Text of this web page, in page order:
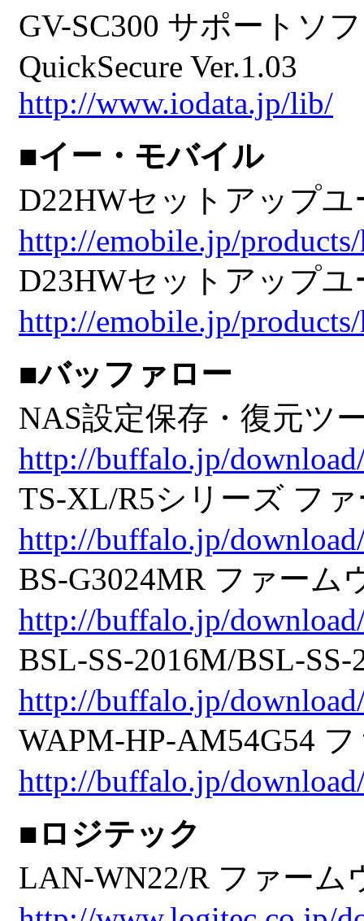
GV-SC300 サポートソ
QuickSecure Ver.1.03
http://www.iodata.jp/lib/
■イー・モバイル
D22HWセットアップユ
http://emobile.jp/
D23HWセットアップユ
http://emobile.jp/
■バッファロー
NAS設定保存・復元ツ
http://buffalo.jp/
TS-XL/R5シリーズ フ
http://buffalo.jp/
BS-G3024MR ファーム
http://buffalo.jp/
BSL-SS-2016M/BSL-
http://buffalo.jp/
WAPM-HP-AM54G54
http://buffalo.jp/
■ロジテック
LAN-WN22/R ファーム